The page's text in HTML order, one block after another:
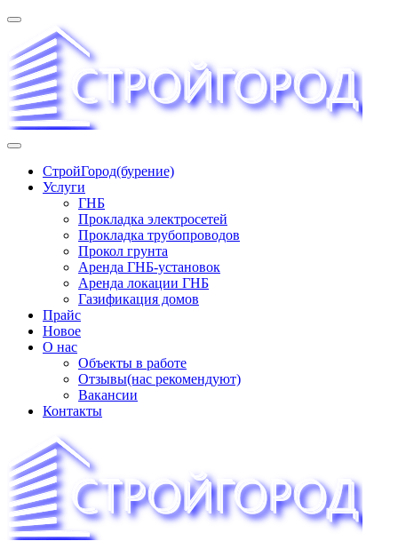
Перейти
содержимому
трудопроводов ∿ Газификация жилого сектора ✆
+74951573444
СтройГород(бурение)
Услуги
ГНБ
Прокладка электросетей
Прокладка трубопроводов
Прокол грунта
Аренда ГНБ-установок
Аренда локации ГНБ
Газификация домов
Прайс
Новое
О нас
Объекты в работе
Отзывы(нас рекомендуют)
Вакансии
Контакты